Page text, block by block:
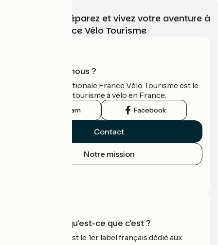
Choisissez, préparez et vivez votre aventure à
vélo avec France Vélo Tourisme
Qui sommes-nous ?
L'association nationale France Vélo Tourisme est le
guide officiel du tourisme à vélo en France.
Instagram Facebook
Contact
Notre mission
Accueil Vélo qu'est-ce que c'est ?
Accueil Vélo c'est le 1er label français dédié aux